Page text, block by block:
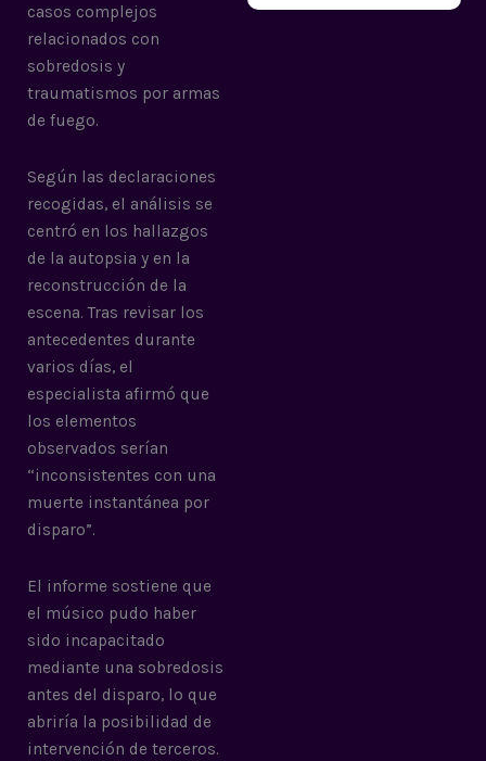
casos complejos
relacionados con
sobredosis y
traumatismos por armas
de fuego.
Según las declaraciones
recogidas, el análisis se
centró en los hallazgos
de la autopsia y en la
reconstrucción de la
escena. Tras revisar los
antecedentes durante
varios días, el
especialista afirmó que
los elementos
observados serían
“inconsistentes con una
muerte instantánea por
disparo”.
El informe sostiene que
el músico pudo haber
sido incapacitado
mediante una sobredosis
antes del disparo, lo que
abriría la posibilidad de
intervención de terceros.